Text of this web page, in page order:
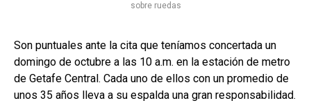
sobre ruedas
Son puntuales ante la cita que teníamos concertada un
domingo de octubre a las 10 a.m. en la estación de metro
de Getafe Central. Cada uno de ellos con un promedio de
unos 35 años lleva a su espalda una gran responsabilidad.